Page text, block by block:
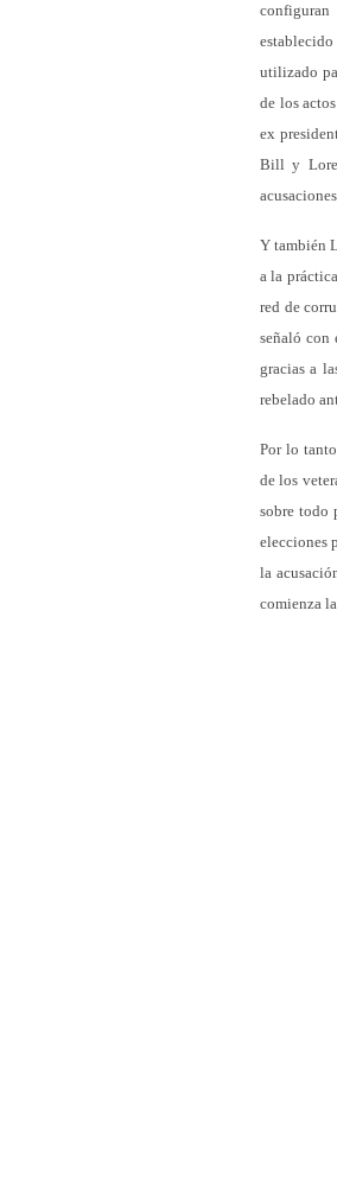
utilizado
de los
ex
Bill y
Y también
a la
red de
señaló
gracias a
rebelado
Por lo
de los
sobre todo
elecciones
la
comienza